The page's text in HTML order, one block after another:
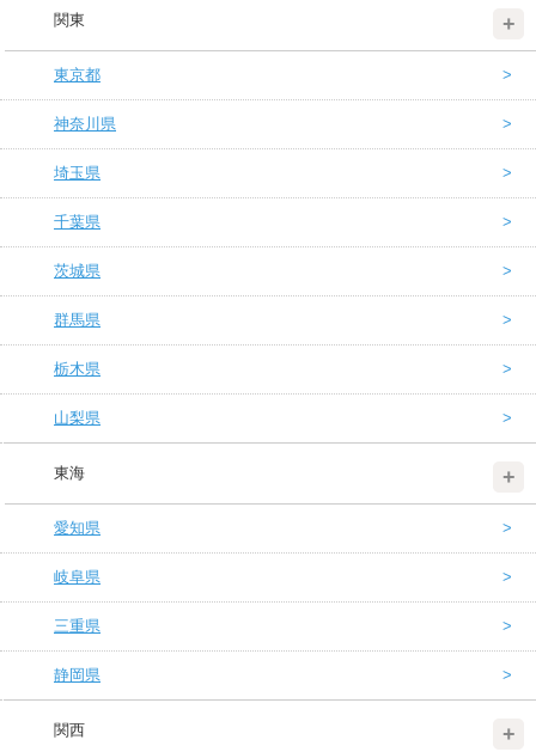
関東
東京都
神奈川県
埼玉県
千葉県
茨城県
群馬県
栃木県
山梨県
東海
愛知県
岐阜県
三重県
静岡県
関西